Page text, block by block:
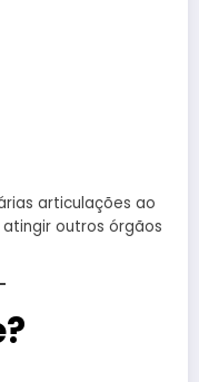
articulações ao
outros órgãos